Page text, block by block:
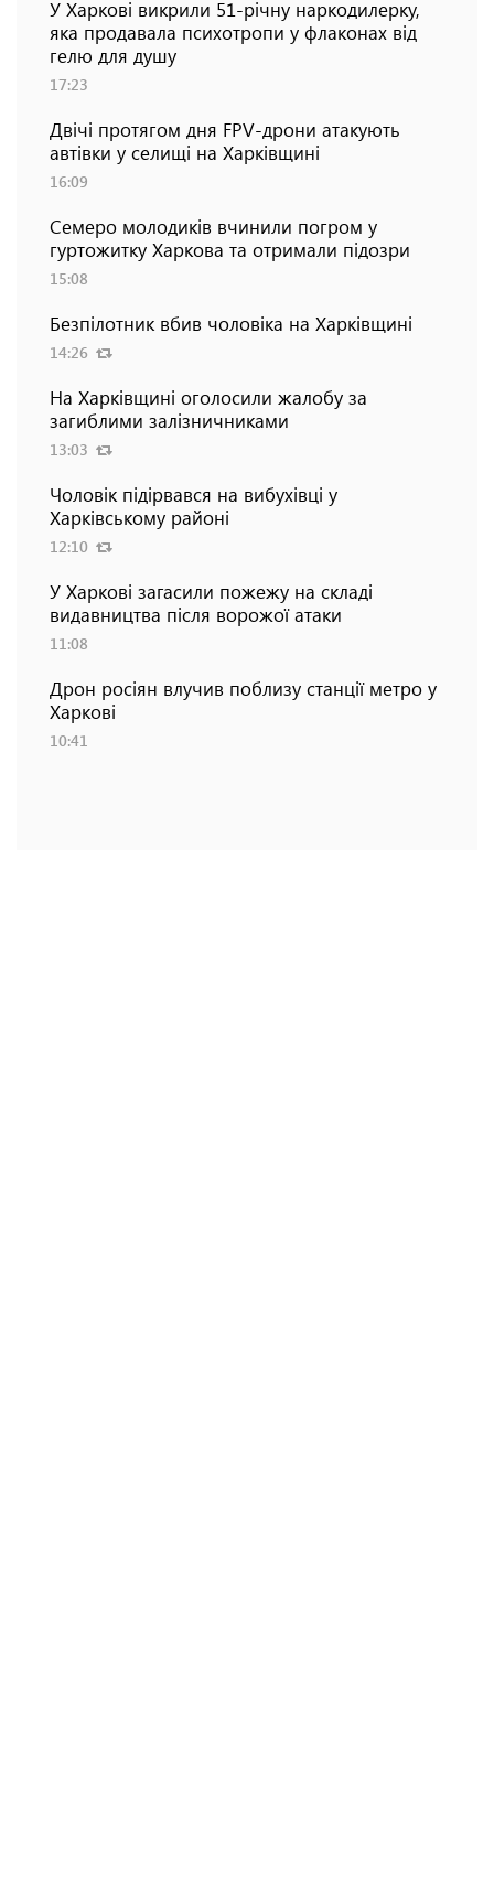
У Харкові викрили 51-річну наркодилерку,
яка продавала психотропи у флаконах від
гелю для душу
17:23
Двічі протягом дня FPV-дрони атакують
автівки у селищі на Харківщині
16:09
Семеро молодиків вчинили погром у
гуртожитку Харкова та отримали підозри
15:08
Безпілотник вбив чоловіка на Харківщині
14:26
На Харківщині оголосили жалобу за
загиблими залізничниками
13:03
Чоловік підірвався на вибухівці у
Харківському районі
12:10
У Харкові загасили пожежу на складі
видавництва після ворожої атаки
11:08
Дрон росіян влучив поблизу станції метро у
Харкові
10:41